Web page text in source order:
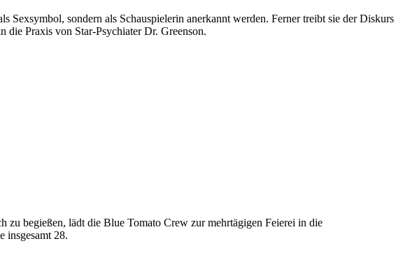
sondern als Schauspielerin anerkannt werden. Ferner treibt sie der Diskurs
die Praxis von Star-Psychiater Dr. Greenson.
begießen, lädt die Blue Tomato Crew zur mehrtägigen Feierei in die
insgesamt 28.